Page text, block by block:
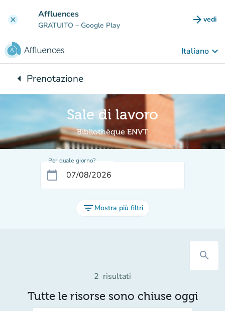
clear Affluences
GRATUITO – Google Play arrow_forward vedi
Italiano keyboard_arrow_down
arrow_leftTorna a:
Prenotazione
Sale di lavoro
Bibliothèque ENVT
Per quale giorno?
calendar_today
filter_list Mostra più filtri
search
2 risultati
Tutte le risorse sono chiuse oggi